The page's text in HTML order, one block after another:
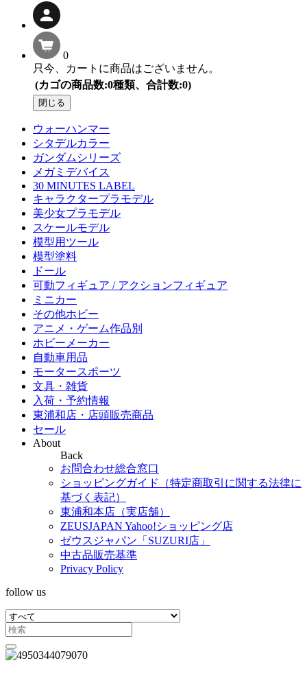
0
只今、カートに商品はございません。
(カゴの商品数:0種類、合計数:0)
閉じる
ウォーハンマー
シタデルカラー
ガンダムシリーズ
メガミデバイス
30 MINUTES LABEL
キャラクタープラモデル
美少女プラモデル
スケールモデル
模型用ツール
模型塗料
ドール
可動フィギュア / アクションフィギュア
ミニカー
その他ホビー
アニメ・ゲーム作品別
ホビーメーカー
自動車用品
モータースポーツ
文具・雑貨
入荷・予約情報
東浦和店・店頭販売商品
セール
About
Back
お問合わせ総合窓口
ショッピングガイド（特定商取引に関する法律に
基づく表記）
東浦和本店（実店舗）
ZEUSJAPAN Yahoo!ショッピング店
ゼウスジャパン「SUZURI店」
中古品販売基準
Privacy Policy
follow us